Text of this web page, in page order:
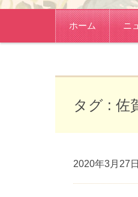
コンテンツに移動
ホーム
ニ
タグ : 佐
2020年3月27